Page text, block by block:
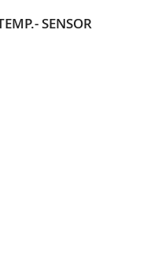
SENSOR